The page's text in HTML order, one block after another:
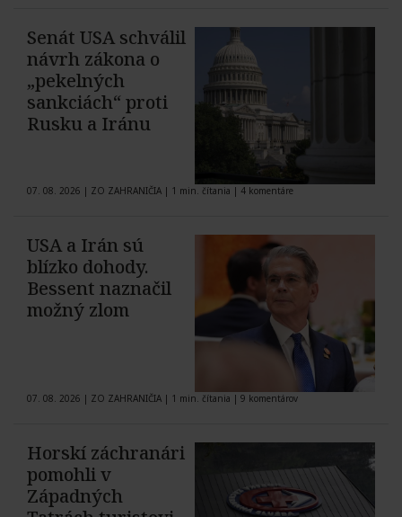
Senát USA schválil
návrh zákona o
„pekelných
sankciách“ proti
Rusku a Iránu
07. 08. 2026 | ZO ZAHRANIČIA | 1 min. čítania | 4 komentáre
USA a Irán sú
blízko dohody.
Bessent naznačil
možný zlom
07. 08. 2026 | ZO ZAHRANIČIA | 1 min. čítania | 9 komentárov
Horskí záchranári
pomohli v
Západných